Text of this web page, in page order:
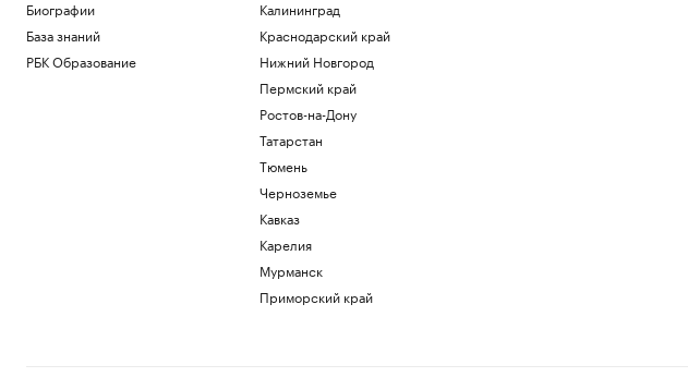
Биографии
База знаний
РБК Образование
Калининград
Краснодарский край
Нижний Новгород
Пермский край
Ростов-на-Дону
Татарстан
Тюмень
Черноземье
Кавказ
Карелия
Мурманск
Приморский край